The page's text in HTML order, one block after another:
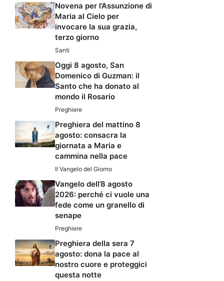
Novena per l’Assunzione di
Maria al Cielo per
invocare la sua grazia,
terzo giorno
Santi
Oggi 8 agosto, San
Domenico di Guzman: il
Santo che ha donato al
mondo il Rosario
Preghiere
Preghiera del mattino 8
agosto: consacra la
giornata a Maria e
cammina nella pace
Il Vangelo del Giorno
Vangelo dell’8 agosto
2026: perché ci vuole una
fede come un granello di
senape
Preghiere
Preghiera della sera 7
agosto: dona la pace al
nostro cuore e proteggici
questa notte